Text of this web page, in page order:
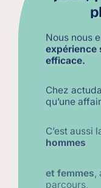
Nous nous
expérience
efficace.
Chez
qu’une
C’est aussi
hommes
et femmes
parcours,